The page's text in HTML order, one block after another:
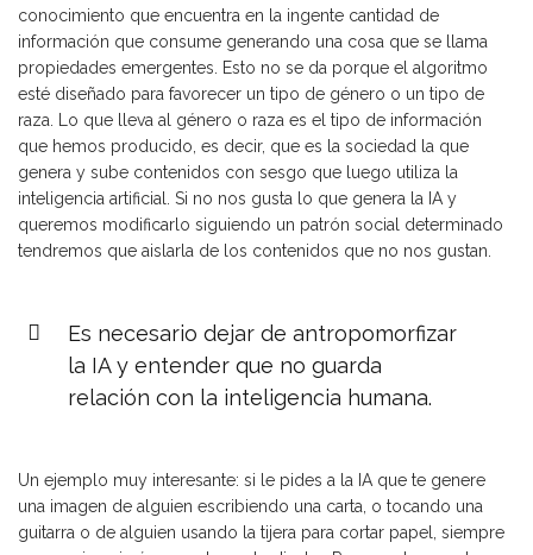
conocimiento que encuentra en la ingente cantidad de
información que consume generando una cosa que se llama
propiedades emergentes. Esto no se da porque el algoritmo
esté diseñado para favorecer un tipo de género o un tipo de
raza. Lo que lleva al género o raza es el tipo de información
que hemos producido, es decir, que es la sociedad la que
genera y sube contenidos con sesgo que luego utiliza la
inteligencia artificial. Si no nos gusta lo que genera la IA y
queremos modificarlo siguiendo un patrón social determinado
tendremos que aislarla de los contenidos que no nos gustan.
Es necesario dejar de antropomorfizar
la IA y entender que no guarda
relación con la inteligencia humana.
Un ejemplo muy interesante: si le pides a la IA que te genere
una imagen de alguien escribiendo una carta, o tocando una
guitarra o de alguien usando la tijera para cortar papel, siempre